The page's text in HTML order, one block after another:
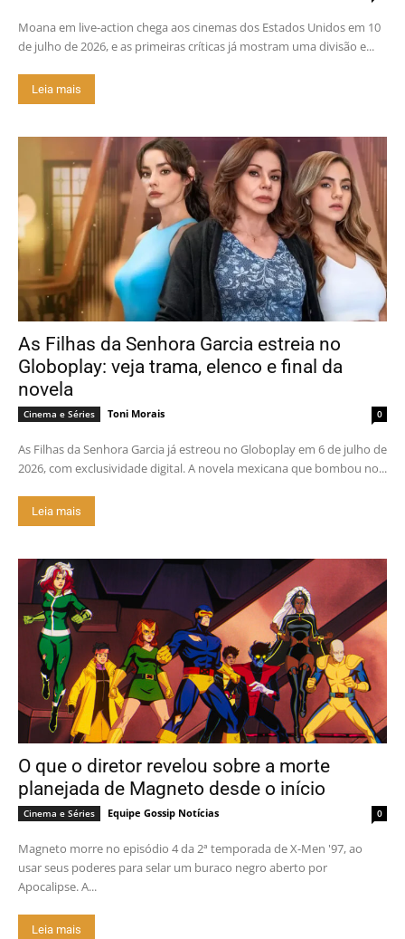
Moana em live-action chega aos cinemas dos Estados Unidos em 10
de julho de 2026, e as primeiras críticas já mostram uma divisão e...
Leia mais
As Filhas da Senhora Garcia estreia no
Globoplay: veja trama, elenco e final da
novela
Cinema e Séries Toni Morais 0
As Filhas da Senhora Garcia já estreou no Globoplay em 6 de julho de
2026, com exclusividade digital. A novela mexicana que bombou no...
Leia mais
O que o diretor revelou sobre a morte
planejada de Magneto desde o início
Cinema e Séries Equipe Gossip Notícias 0
Magneto morre no episódio 4 da 2ª temporada de X-Men '97, ao
usar seus poderes para selar um buraco negro aberto por
Apocalipse. A...
Leia mais